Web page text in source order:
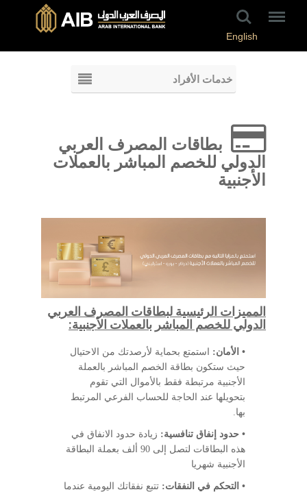
English
خدمات الأفراد
بطاقات المصرف العربي
الدولي للخصم المباشر بالعملات
الأجنبية
المميزات الرئيسية لبطاقات المصرف العربي
الدولي للخصم المباشر بالعملات الأجنبية:
• الأمان: استمتع بحماية لأرصدتك من الاحتيال
حيث ستكون بطاقة الخصم المباشر بالعملة
الأجنبية مرتبطة فقط بالأموال التي تقوم
بتحويلها عند الحاجة للحساب الفرعي المرتبط
بها.
• حدود إنفاق تنافسية: زيادة حدود الانفاق في
هذه البطاقات لتصل إلى 90 ألف بعملة البطاقة
الأجنبية شهريا
• التحكم في النفقات: تتبع نفقاتك اليومية عندما